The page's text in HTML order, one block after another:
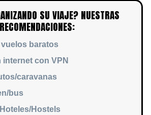
SU VIAJE? NUESTRAS
RECOMENDACIONES:
baratos
con VPN
caravanas
bus
Hostels